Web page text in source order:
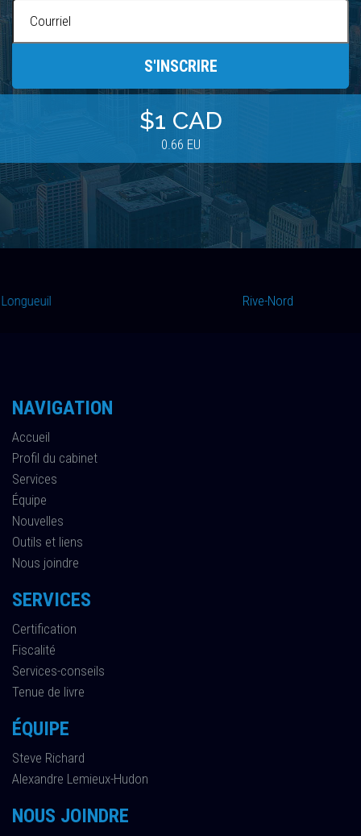
$1 CAD
0.66 EU
Longueuil Rive-Nord
NAVIGATION
Accueil
Profil du cabinet
Services
Équipe
Nouvelles
Outils et liens
Nous joindre
SERVICES
Certification
Fiscalité
Services-conseils
Tenue de livre
ÉQUIPE
Steve Richard
Alexandre Lemieux-Hudon
NOUS JOINDRE